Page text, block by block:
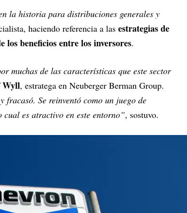
la historia para distribuciones generales y
haciendo referencia a las estrategias de
beneficios entre los inversores.
muchas de las características que este sector
Wyll, estratega en Neuberger Berman Group.
fracasó. Se reinventó como un juego de
es atractivo en este entorno”, sostuvo.